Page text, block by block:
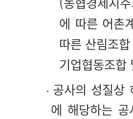
에 따른 어촌
따른 산림조
기업협동조합
공사의 성질상
에 해당하는